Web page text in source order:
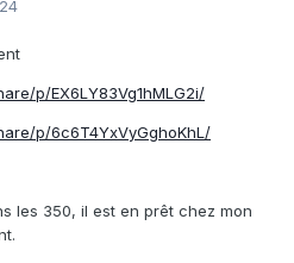
p/EX6LY83Vg1hMLG2i/
p/6c6T4YxVyGghoKhL/
les 350, il est en prêt chez mon